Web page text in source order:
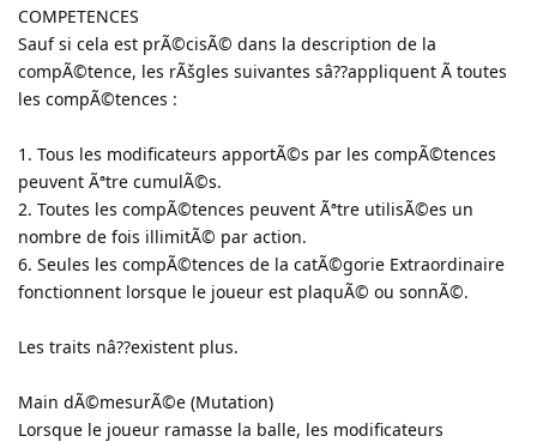
COMPETENCES
Sauf si cela est prÃ©cisÃ© dans la description de la
compÃ©tence, les rÃšgles suivantes sâ??appliquent Ã toutes
les compÃ©tences :
1. Tous les modificateurs apportÃ©s par les compÃ©tences
peuvent Ãªtre cumulÃ©s.
2. Toutes les compÃ©tences peuvent Ãªtre utilisÃ©es un
nombre de fois illimitÃ© par action.
6. Seules les compÃ©tences de la catÃ©gorie Extraordinaire
fonctionnent lorsque le joueur est plaquÃ© ou sonnÃ©.
Les traits nâ??existent plus.
Main dÃ©mesurÃ©e (Mutation)
Lorsque le joueur ramasse la balle, les modificateurs